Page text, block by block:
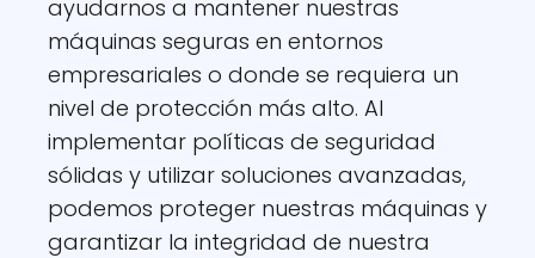
ayudarnos a mantener nuestras
máquinas seguras en entornos
empresariales o donde se requiera un
nivel de protección más alto. Al
implementar políticas de seguridad
sólidas y utilizar soluciones avanzadas,
podemos proteger nuestras máquinas y
garantizar la integridad de nuestra